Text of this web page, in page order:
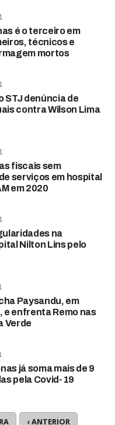
é o terceiro em
técnicos e
mortos
STJ denúncia de
contra Wilson Lima
fiscais sem
serviços em hospital
em 2020
na
Nilton Lins pelo
Paysandu, em
e enfrenta Remo nas
Verde
já soma mais de 9
pela Covid-19
‹ ANTERIOR